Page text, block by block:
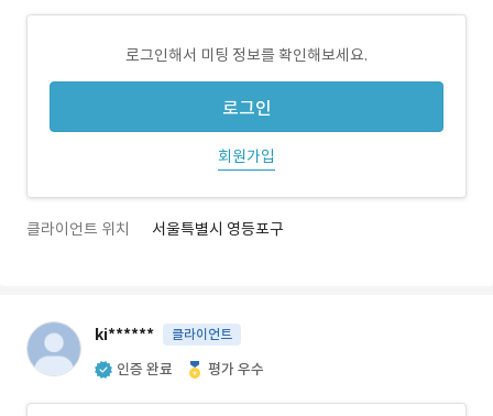
로그인해서 미팅 정보를 확인해보세요.
로그인
회원가입
클라이언트 위치 서울특별시 영등포구
ki****** 클라이언트
인증 완료 평가 우수